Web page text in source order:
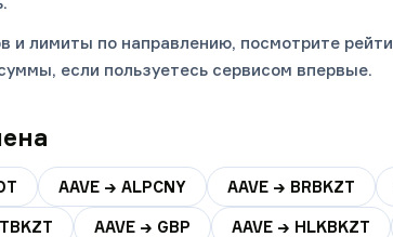
и лимиты по направлению, посмотрите
если пользуетесь сервисом впервые.
AAVE → ALPCNY AAVE → BRBKZT
AAVE → GBP AAVE → HLKBKZT